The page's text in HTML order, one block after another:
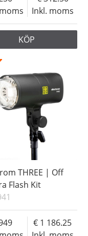
Inkl. moms
KÖP
THREE | Off
Flash Kit
1 186.25